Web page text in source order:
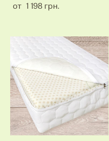
от 1 198 грн.